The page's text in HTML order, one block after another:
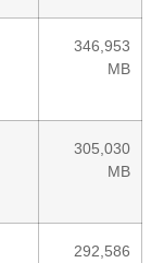
346,953
MB
305,030
MB
292,586